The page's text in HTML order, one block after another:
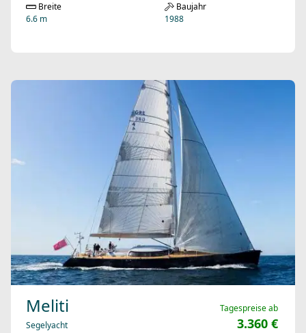
Breite
6.6 m
Baujahr
1988
Meliti
Segelyacht
Tagespreise ab
3.360 €